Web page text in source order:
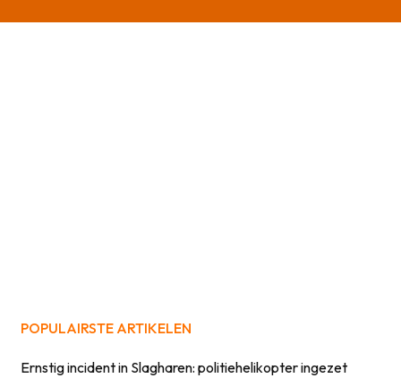
POPULAIRSTE ARTIKELEN
Ernstig incident in Slagharen: politiehelikopter ingezet